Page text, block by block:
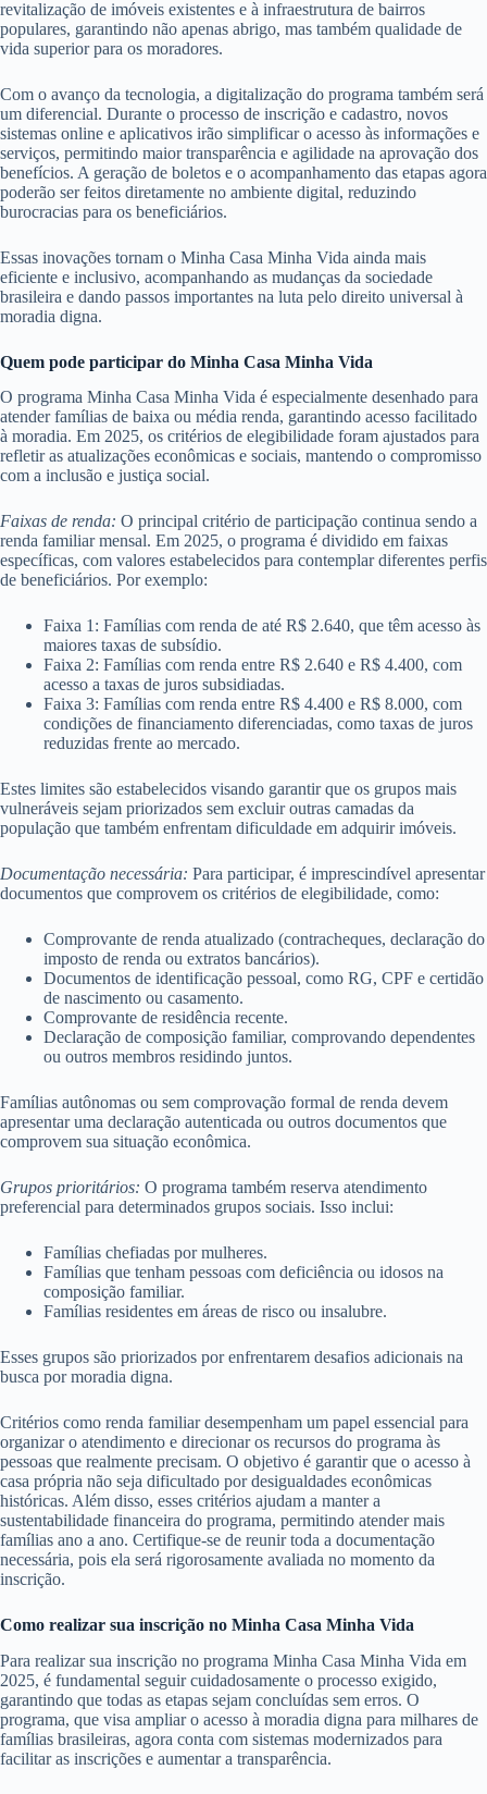
revitalização de imóveis existentes e à infraestrutura de bairros
populares, garantindo não apenas abrigo, mas também qualidade de
vida superior para os moradores.
Com o avanço da tecnologia, a digitalização do programa também será
um diferencial. Durante o processo de inscrição e cadastro, novos
sistemas online e aplicativos irão simplificar o acesso às informações e
serviços, permitindo maior transparência e agilidade na aprovação dos
benefícios. A geração de boletos e o acompanhamento das etapas agora
poderão ser feitos diretamente no ambiente digital, reduzindo
burocracias para os beneficiários.
Essas inovações tornam o Minha Casa Minha Vida ainda mais
eficiente e inclusivo, acompanhando as mudanças da sociedade
brasileira e dando passos importantes na luta pelo direito universal à
moradia digna.
Quem pode participar do Minha Casa Minha Vida
O programa Minha Casa Minha Vida é especialmente desenhado para
atender famílias de baixa ou média renda, garantindo acesso facilitado
à moradia. Em 2025, os critérios de elegibilidade foram ajustados para
refletir as atualizações econômicas e sociais, mantendo o compromisso
com a inclusão e justiça social.
Faixas de renda: O principal critério de participação continua sendo a
renda familiar mensal. Em 2025, o programa é dividido em faixas
específicas, com valores estabelecidos para contemplar diferentes perfis
de beneficiários. Por exemplo:
Faixa 1: Famílias com renda de até R$ 2.640, que têm acesso às
maiores taxas de subsídio.
Faixa 2: Famílias com renda entre R$ 2.640 e R$ 4.400, com
acesso a taxas de juros subsidiadas.
Faixa 3: Famílias com renda entre R$ 4.400 e R$ 8.000, com
condições de financiamento diferenciadas, como taxas de juros
reduzidas frente ao mercado.
Estes limites são estabelecidos visando garantir que os grupos mais
vulneráveis sejam priorizados sem excluir outras camadas da
população que também enfrentam dificuldade em adquirir imóveis.
Documentação necessária: Para participar, é imprescindível apresentar
documentos que comprovem os critérios de elegibilidade, como:
Comprovante de renda atualizado (contracheques, declaração do
imposto de renda ou extratos bancários).
Documentos de identificação pessoal, como RG, CPF e certidão
de nascimento ou casamento.
Comprovante de residência recente.
Declaração de composição familiar, comprovando dependentes
ou outros membros residindo juntos.
Famílias autônomas ou sem comprovação formal de renda devem
apresentar uma declaração autenticada ou outros documentos que
comprovem sua situação econômica.
Grupos prioritários: O programa também reserva atendimento
preferencial para determinados grupos sociais. Isso inclui:
Famílias chefiadas por mulheres.
Famílias que tenham pessoas com deficiência ou idosos na
composição familiar.
Famílias residentes em áreas de risco ou insalubre.
Esses grupos são priorizados por enfrentarem desafios adicionais na
busca por moradia digna.
Critérios como renda familiar desempenham um papel essencial para
organizar o atendimento e direcionar os recursos do programa às
pessoas que realmente precisam. O objetivo é garantir que o acesso à
casa própria não seja dificultado por desigualdades econômicas
históricas. Além disso, esses critérios ajudam a manter a
sustentabilidade financeira do programa, permitindo atender mais
famílias ano a ano. Certifique-se de reunir toda a documentação
necessária, pois ela será rigorosamente avaliada no momento da
inscrição.
Como realizar sua inscrição no Minha Casa Minha Vida
Para realizar sua inscrição no programa Minha Casa Minha Vida em
2025, é fundamental seguir cuidadosamente o processo exigido,
garantindo que todas as etapas sejam concluídas sem erros. O
programa, que visa ampliar o acesso à moradia digna para milhares de
famílias brasileiras, agora conta com sistemas modernizados para
facilitar as inscrições e aumentar a transparência.